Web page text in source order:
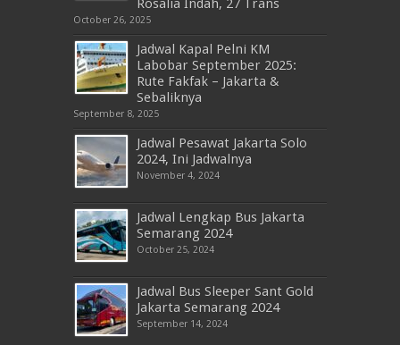
Rosalia Indah, 27 Trans
October 26, 2025
Jadwal Kapal Pelni KM
Labobar September 2025:
Rute Fakfak – Jakarta &
Sebaliknya
September 8, 2025
Jadwal Pesawat Jakarta Solo
2024, Ini Jadwalnya
November 4, 2024
Jadwal Lengkap Bus Jakarta
Semarang 2024
October 25, 2024
Jadwal Bus Sleeper Sant Gold
Jakarta Semarang 2024
September 14, 2024